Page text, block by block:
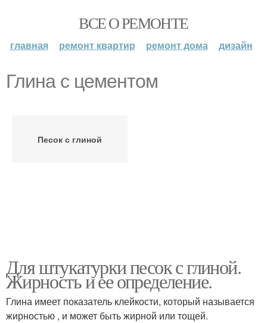
ВСЕ О РЕМОНТЕ
главная ремонт квартир ремонт дома дизайн
Глина с цементом
Песок с глиной
Для штукатурки песок с глиной.
Жирность и ее определение.
Глина имеет показатель клейкости, который называется
жирностью , и может быть жирной или тощей.